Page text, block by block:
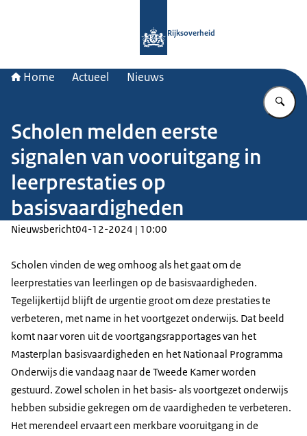
Rijksoverheid
Home Actueel Nieuws
Scholen melden eerste
signalen van vooruitgang in
leerprestaties op
basisvaardigheden
Nieuwsbericht04-12-2024 | 10:00
Scholen vinden de weg omhoog als het gaat om de
leerprestaties van leerlingen op de basisvaardigheden.
Tegelijkertijd blijft de urgentie groot om deze prestaties te
verbeteren, met name in het voortgezet onderwijs. Dat beeld
komt naar voren uit de voortgangsrapportages van het
Masterplan basisvaardigheden en het Nationaal Programma
Onderwijs die vandaag naar de Tweede Kamer worden
gestuurd. Zowel scholen in het basis- als voortgezet onderwijs
hebben subsidie gekregen om de vaardigheden te verbeteren.
Het merendeel ervaart een merkbare vooruitgang in de